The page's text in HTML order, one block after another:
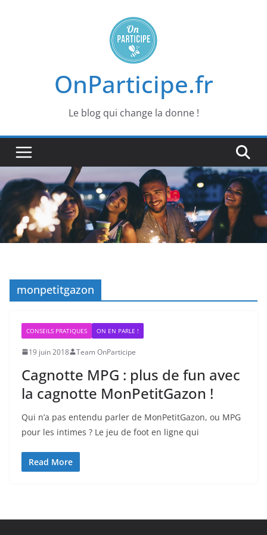
OnParticipe.fr
Le blog qui change la donne !
monpetitgazon
CONSEILS PRATIQUES ON EN PARLE !
19 juin 2018 Team OnParticipe
Cagnotte MPG : plus de fun avec
la cagnotte MonPetitGazon !
Qui n’a pas entendu parler de MonPetitGazon, ou MPG
pour les intimes ? Le jeu de foot en ligne qui
Read More